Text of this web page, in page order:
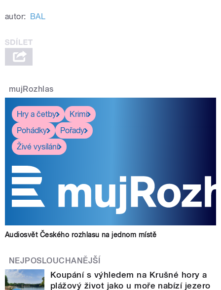
autor: BAL
mujRozhlas
Hry a četby
Krimi
Pohádky
Pořady
Živé vysílání
Audiosvět Českého rozhlasu na jednom místě
NEJPOSLOUCHANĚJŠÍ
Koupání s výhledem na Krušné hory a
plážový život jako u moře nabízí jezero